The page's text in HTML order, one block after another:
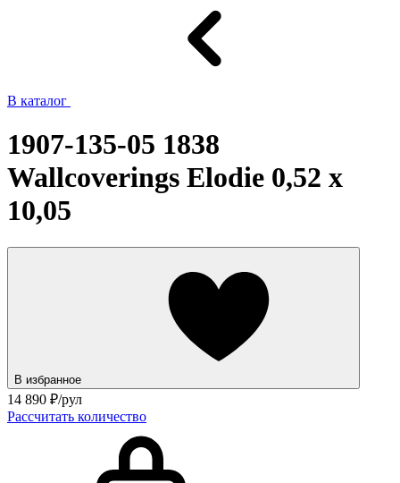
В каталог
1907-135-05 1838
Wallcoverings Elodie 0,52 x
10,05
В избранное
14 890 ₽/рул
Рассчитать количество